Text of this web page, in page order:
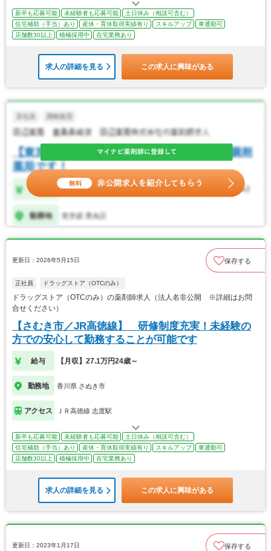
新卒も応募可能 未経験者も応募可能
土日休み（相談可含む）
住宅補助（手当）あり
産休・育休取得実績有り スキルアップ
車通勤可
店舗数30以上
積極採用中 在宅業務あり
求人の詳細を見る この求人に興味がある
更新日：2026年5月15日 保存する
正社員 ドラッグストア（OTCのみ）
ドラッグストア（OTCのみ）の薬剤師求人（法人名非公開 ※詳細はお問
合せください）
【さむき市／JR高徳線】 研修制度充実！未経験の
方での安心して勤務することが可能です
給与 【月収】27.1万円24歳～
勤務地 香川県 さぬき市
アクセス ＪＲ高徳線 志度駅
新卒も応募可能 未経験者も応募可能
土日休み（相談可含む）
住宅補助（手当）あり
産休・育休取得実績有り スキルアップ
車通勤可
店舗数30以上
積極採用中 在宅業務あり
求人の詳細を見る この求人に興味がある
更新日：2023年1月17日 保存する